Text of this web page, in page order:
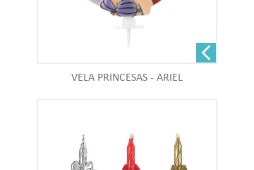
VELA PRINCESAS - ARIEL